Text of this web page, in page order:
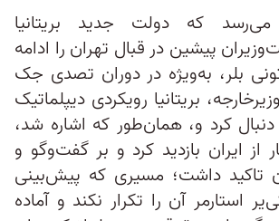
که دولت جدید بریتانیا
پیشین در قبال تهران را ادامه
بلر، به‌ویژه در دوران تصدی جک
بریتانیا رویکردی دیپلماتیک‌
دنبال کرد و، همان‌طور که اشاره شد،
از ایران بازدید کرد و بر گفت‌وگو و
تاکید داشت؛ مسیری که پیش‌بینی
استارمر آن را تکرار نکند و آماده